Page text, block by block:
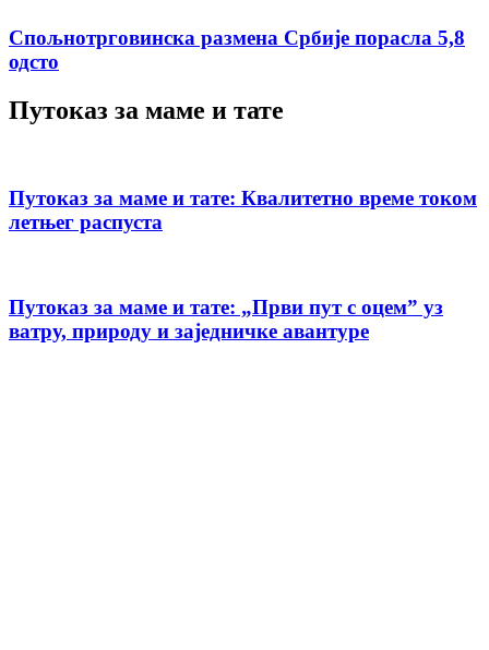
Спољнотрговинска размена Србије порасла 5,8
одсто
Путоказ за маме и тате
Путоказ за маме и тате: Квалитетно време током
летњег распуста
Путоказ за маме и тате: „Први пут с оцемˮ уз
ватру, природу и заједничке авантуре